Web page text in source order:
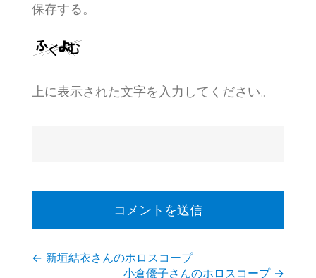
保存する。
上に表示された文字を入力してください。
投
← 新垣結衣さんのホロスコープ
小倉優子さんのホロスコープ →